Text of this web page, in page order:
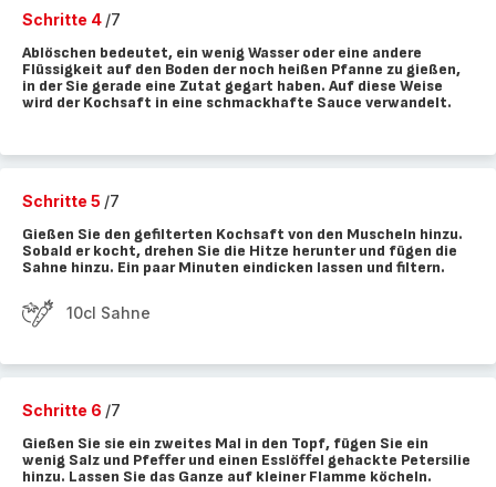
Schritte 4 /7
Ablöschen bedeutet, ein wenig Wasser oder eine andere
Flüssigkeit auf den Boden der noch heißen Pfanne zu gießen,
in der Sie gerade eine Zutat gegart haben. Auf diese Weise
wird der Kochsaft in eine schmackhafte Sauce verwandelt.
Schritte 5 /7
Gießen Sie den gefilterten Kochsaft von den Muscheln hinzu.
Sobald er kocht, drehen Sie die Hitze herunter und fügen die
Sahne hinzu. Ein paar Minuten eindicken lassen und filtern.
10cl Sahne
Schritte 6 /7
Gießen Sie sie ein zweites Mal in den Topf, fügen Sie ein
wenig Salz und Pfeffer und einen Esslöffel gehackte Petersilie
hinzu. Lassen Sie das Ganze auf kleiner Flamme köcheln.